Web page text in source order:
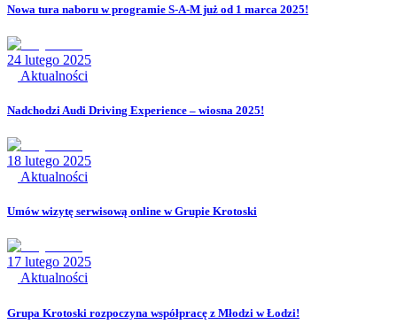
Nowa tura naboru w programie S-A-M już od 1 marca 2025!
24 lutego 2025
Aktualności
Nadchodzi Audi Driving Experience – wiosna 2025!
18 lutego 2025
Aktualności
Umów wizytę serwisową online w Grupie Krotoski
17 lutego 2025
Aktualności
Grupa Krotoski rozpoczyna współpracę z Młodzi w Łodzi!